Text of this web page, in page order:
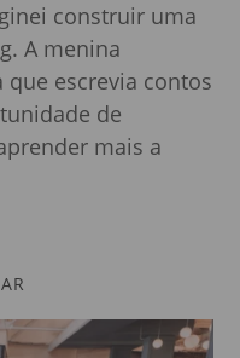
construir uma
A menina
escrevia contos
de
mais a